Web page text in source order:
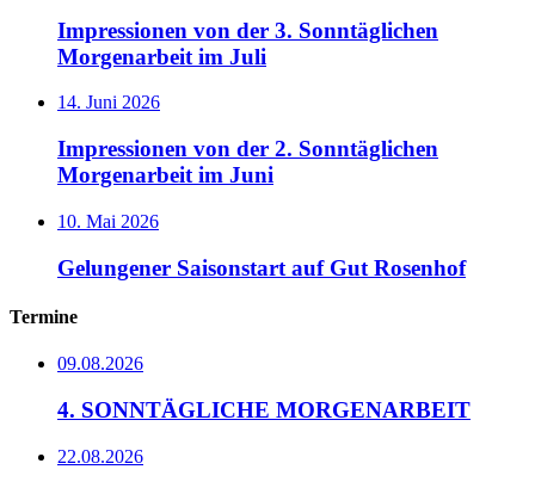
Impressionen von der 3. Sonntäglichen
Morgenarbeit im Juli
14. Juni 2026
Impressionen von der 2. Sonntäglichen
Morgenarbeit im Juni
10. Mai 2026
Gelungener Saisonstart auf Gut Rosenhof
Termine
09.08.2026
4. SONNTÄGLICHE MORGENARBEIT
22.08.2026